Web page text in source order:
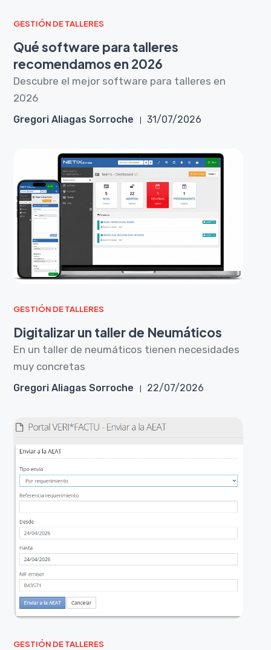
GESTIÓN DE TALLERES
Qué software para talleres
recomendamos en 2026
Descubre el mejor software para talleres en
2026
Gregori Aliagas Sorroche 31/07/2026
GESTIÓN DE TALLERES
Digitalizar un taller de Neumáticos
En un taller de neumáticos tienen necesidades
muy concretas
Gregori Aliagas Sorroche 22/07/2026
GESTIÓN DE TALLERES